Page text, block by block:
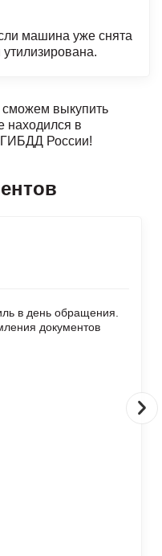
машина уже снята
выкупить
находился в
ГИБДД России!
в день обращения.
документов